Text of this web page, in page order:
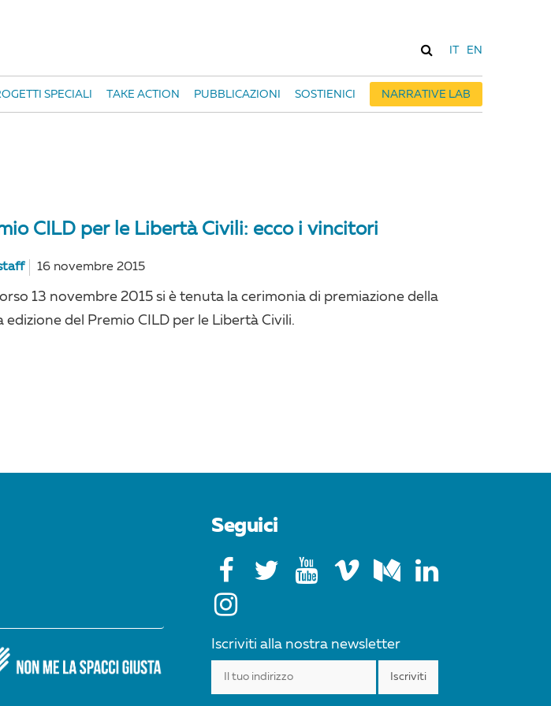
EN
SPECIALI TAKE ACTION PUBBLICAZIONI SOSTIENICI NARRATIVE LAB
CILD per le Libertà Civili: ecco i vincitori
16 novembre 2015
13 novembre 2015 si è tenuta la cerimonia di premiazione della
edizione del Premio CILD per le Libertà Civili.
Seguici
Iscriviti alla nostra newsletter